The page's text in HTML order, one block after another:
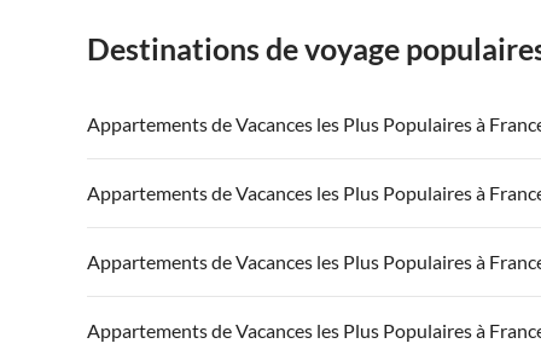
Destinations de voyage
Appartements de Vacances les Plus Populaires à
Appartements de Vacances à France
Appartements de Vacances à Côte atlantique
Appartements de Vacances à Côte d'Azur
Appartements de Vacances les Plus Populaires à
Appartements de Vacances à France
Appartements de Vacances à Côte atlantique
Appartements de Vacances à Côte d'Azur
Appartements de Vacances les Plus Populaires à
Appartements de Vacances à France
Appartements de Vacances les Plus Populaires à